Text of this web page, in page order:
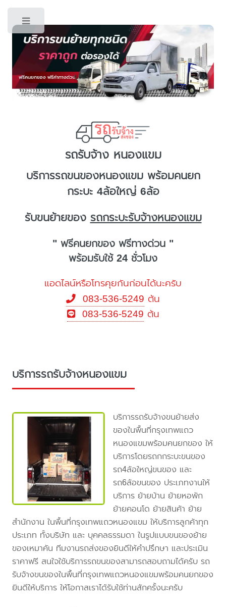
รถรับจ้าง หนองแขม
บริการรถขนของหนองแขมพร้อมคนยก
กระบะ 4ล้อใหญ่ 6ล้อ
รับขนย้ายของ รถกระบะรับจ้างหนองแขม
" ฟรีคนยกของ ฟรีทางด่วน "
พร้อมรับใช้ 24 ชั่วโมง
แอดไลน์หรือโทรคุยกันก่อนได้นะครับ
083-536-5249 ต้น
083-536-5249 ต้น
บริการรถรับจ้างหนองแขม
บริการรถรับจ้างขนย้ายส่ง
ของในพื้นที่กรุงเทพแถว
หนองแขมพร้อมคนยกของ ให้
บริการโดยรถกกระบะขนของ
รถ4ล้อใหญ่ขนของ และ
รถ6ล้อขนของ ประเภทงานให้
บริการ ย้ายบ้าน ย้ายหอพัก
ย้ายคอนโด ย้ายสินค้า ย้าย
สำนักงาน ในพื้นที่กรุงเทพแถวหนองแขม ให้บริการลูกค้าทุก
ประเภท ทั้งบริษัท และ บุคคลธรรมดา ในรูปแบบขนของย้าย
ของเหมาคัน ทีมงานรถส่งของยินดีให้คำปรึกษา และประเมิน
ราคาฟรี สนใจใช้บริการรถขนของสามารถสอบถามได้ครับ รถ
รับจ้างขนของในพื้นที่กรุงเทพแถวหนองแขมพร้อมคนยกของ
ยินดีให้บริการ ให้โอกาสเราได้รับใช้ท่านสักครั้งนะครับ
Toggle